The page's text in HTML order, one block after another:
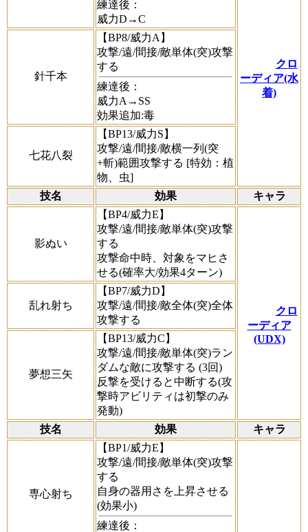
練達後：
威力D→C
クロ
ーディア(水
着)
針千本
【BP8/威力A】
攻撃/遠/間接/敵単体(突)攻撃
する
練達後：
威力A→SS
効果追加:毒
七花八裂
【BP13/威力S】
攻撃/遠/間接/敵横一列(突
+斬)範囲攻撃する [特効：植
物、虫]
技名
効果 キャラ
影ぬい
【BP4/威力E】
攻撃/遠/間接/敵単体(突)攻撃
する
攻撃命中時、対象をマヒさ
せる(確率大/効果4ターン)
クロ
ーディア
(UDX)
乱れ射ち
【BP7/威力D】
攻撃/遠/間接/敵全体(突)全体
攻撃する
夢想三矢
【BP13/威力C】
攻撃/遠/間接/敵単体(突)ラン
ダムな敵に攻撃する (3回)
反撃を受けると中断する(攻
撃時アビリティは初撃のみ
発動)
技名
効果 キャラ
専心射ち
【BP1/威力E】
攻撃/遠/間接/敵単体(突)攻撃
する
自身の器用さを上昇させる
(効果小)
練達後：